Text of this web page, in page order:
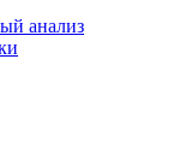
анализ